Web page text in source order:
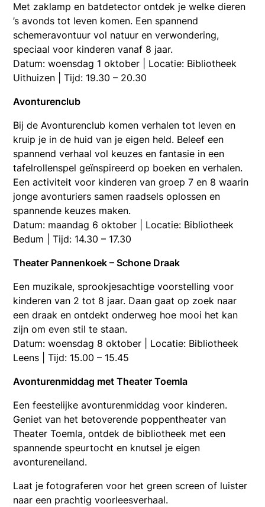
Met zaklamp en batdetector ontdek je welke dieren
’s avonds tot leven komen. Een spannend
schemeravontuur vol natuur en verwondering,
speciaal voor kinderen vanaf 8 jaar.
Datum: woensdag 1 oktober | Locatie: Bibliotheek
Uithuizen | Tijd: 19.30 – 20.30
Avonturenclub
Bij de Avonturenclub komen verhalen tot leven en
kruip je in de huid van je eigen held. Beleef een
spannend verhaal vol keuzes en fantasie in een
tafelrollenspel geïnspireerd op boeken en verhalen.
Een activiteit voor kinderen van groep 7 en 8 waarin
jonge avonturiers samen raadsels oplossen en
spannende keuzes maken.
Datum: maandag 6 oktober | Locatie: Bibliotheek
Bedum | Tijd: 14.30 – 17.30
Theater Pannenkoek – Schone Draak
Een muzikale, sprookjesachtige voorstelling voor
kinderen van 2 tot 8 jaar. Daan gaat op zoek naar
een draak en ontdekt onderweg hoe mooi het kan
zijn om even stil te staan.
Datum: woensdag 8 oktober | Locatie: Bibliotheek
Leens | Tijd: 15.00 – 15.45
Avonturenmiddag met Theater Toemla
Een feestelijke avonturenmiddag voor kinderen.
Geniet van het betoverende poppentheater van
Theater Toemla, ontdek de bibliotheek met een
spannende speurtocht en knutsel je eigen
avontureneiland.
Laat je fotograferen voor het green screen of luister
naar een prachtig voorleesverhaal.